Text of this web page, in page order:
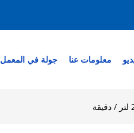
معلومات عنا جولة في المعمل